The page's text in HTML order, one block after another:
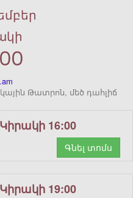
Թատրոն, մեծ դահլիճ
16:00
Գնել տոմս
19:00